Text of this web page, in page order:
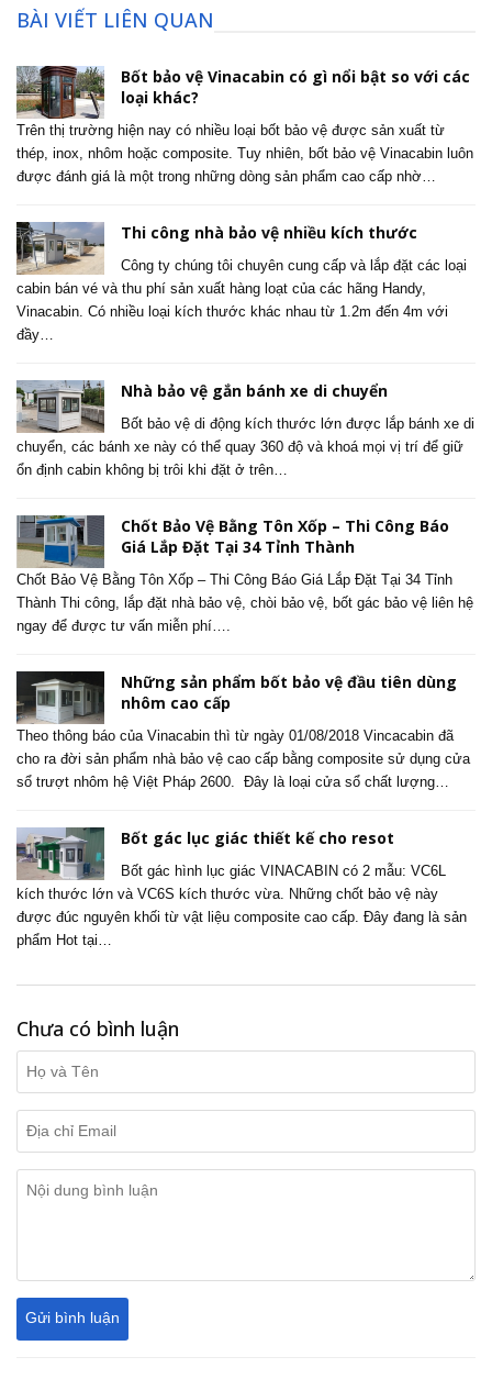
BÀI VIẾT LIÊN QUAN
Bốt bảo vệ Vinacabin có gì nổi bật so với các
loại khác?
Trên thị trường hiện nay có nhiều loại bốt bảo vệ được sản xuất từ
thép, inox, nhôm hoặc composite. Tuy nhiên, bốt bảo vệ Vinacabin luôn
được đánh giá là một trong những dòng sản phẩm cao cấp nhờ…
Thi công nhà bảo vệ nhiều kích thước
Công ty chúng tôi chuyên cung cấp và lắp đặt các loại
cabin bán vé và thu phí sản xuất hàng loạt của các hãng Handy,
Vinacabin. Có nhiều loại kích thước khác nhau từ 1.2m đến 4m với
đầy…
Nhà bảo vệ gắn bánh xe di chuyển
Bốt bảo vệ di động kích thước lớn được lắp bánh xe di
chuyển, các bánh xe này có thể quay 360 độ và khoá mọi vị trí để giữ
ổn định cabin không bị trôi khi đặt ở trên…
Chốt Bảo Vệ Bằng Tôn Xốp – Thi Công Báo
Giá Lắp Đặt Tại 34 Tỉnh Thành
Chốt Bảo Vệ Bằng Tôn Xốp – Thi Công Báo Giá Lắp Đặt Tại 34 Tỉnh
Thành Thi công, lắp đặt nhà bảo vệ, chòi bảo vệ, bốt gác bảo vệ liên hệ
ngay để được tư vấn miễn phí….
Những sản phẩm bốt bảo vệ đầu tiên dùng
nhôm cao cấp
Theo thông báo của Vinacabin thì từ ngày 01/08/2018 Vincacabin đã
cho ra đời sản phẩm nhà bảo vệ cao cấp bằng composite sử dụng cửa
sổ trượt nhôm hệ Việt Pháp 2600. Đây là loại cửa sổ chất lượng…
Bốt gác lục giác thiết kế cho resot
Bốt gác hình lục giác VINACABIN có 2 mẫu: VC6L
kích thước lớn và VC6S kích thước vừa. Những chốt bảo vệ này
được đúc nguyên khối từ vật liệu composite cao cấp. Đây đang là sản
phẩm Hot tại…
Chưa có bình luận